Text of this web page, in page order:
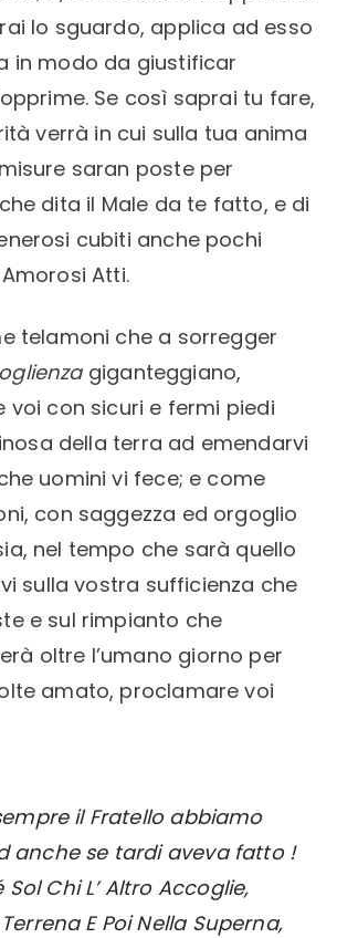
lo sguardo, applica ad esso
in modo da giustificar
Se così saprai tu fare,
verrà in cui sulla tua anima
saran poste per
dita il Male da te fatto, e di
cubiti anche pochi
Atti.
telamoni che a sorregger
giganteggiano,
voi con sicuri e fermi piedi
della terra ad emendarvi
uomini vi fece; e come
con saggezza ed orgoglio
nel tempo che sarà quello
sulla vostra sufficienza che
e sul rimpianto che
oltre l’umano giorno per
amato, proclamare voi
il Fratello abbiamo
anche se tardi aveva fatto !
Sol Chi L’ Altro Accoglie,
E Poi Nella Superna,